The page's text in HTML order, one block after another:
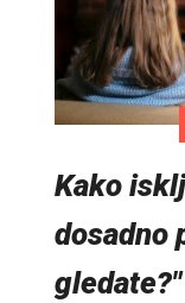
Kako
dosadno
gledate?"